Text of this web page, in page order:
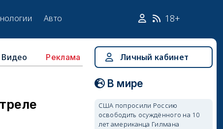
Авто 18+
Видео Реклама Личный кабинет
В мире
США попросили Россию
освободить осуждённого на 10
лет американца Гилмана